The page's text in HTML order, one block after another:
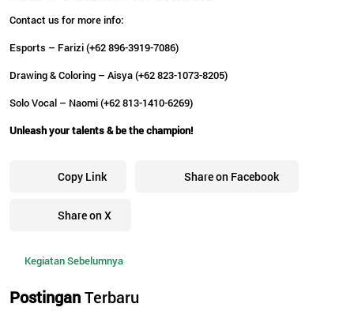
Contact us for more info:
Esports – Farizi (+62 896-3919-7086)
Drawing & Coloring – Aisya (+62 823-1073-8205)
Solo Vocal – Naomi (+62 813-1410-6269)
Unleash your talents & be the champion!
Copy Link Share on Facebook
Share on X
Kegiatan Sebelumnya
PostinganTerbaru